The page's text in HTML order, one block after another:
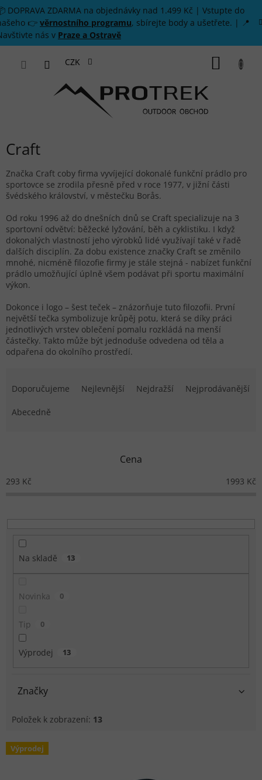
Přejít na obsah
DOPRAVA ZDARMA na objednávky nad 1.499 Kč | Vstupte do
👉 věrnostního programu, sbírejte body a ušetřete. | 📍
nás v Praze a Ostravě
CZK
Craft
Značka Craft coby firma vyvíjející dokonalé funkční prádlo pro
sportovce se zrodila přesně před v roce 1977, v jižní části
švédského království, v městečku Borås.
Od roku 1996 až do dnešních dnů se Craft specializuje na 3
sportovní odvětví: běžecké lyžování, běh a cyklistiku. I když
dokonalých vlastností jeho výrobků lidé využívají také v řadě
dalších disciplín. Za dobu existence značky Craft se změnilo
mnohé, nicméně filozofie firmy je stále stejná - nabízet funkční
prádlo umožňující úplně všem podávat při sportu maximální
výkon.
Dokonce i logo – šest teček – znázorňuje tuto filozofii. První
největší tečka symbolizuje krůpěj potu, která se díky práci
jednotlivých vrstev oblečení pomalu rozkládá na menší
částečky. Takto může být jednoduše odvedena od těla a
odpařena do okolního prostředí.
Doporučujeme Nejlevnější Nejdražší Nejprodávanější
Abecedně
Cena
293 Kč 1993 Kč
Na skladě 13
Novinka 0
Tip 0
Výprodej 13
Značky
Položek k zobrazení: 13
Výpis produktů
Výprodej